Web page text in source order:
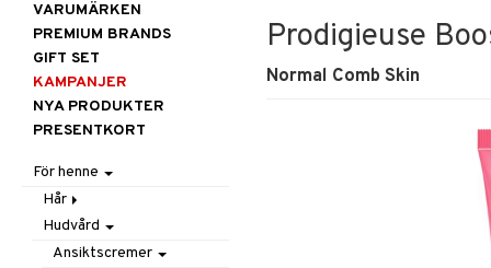
Prodigieuse
Normal Comb Skin
VARUMÄRKEN
PREMIUM BRANDS
GIFT SET
KAMPANJER
NYA PRODUKTER
PRESENTKORT
För henne
Hår
Accessoarer
Balsam
Hudvård
Ansiktscremer